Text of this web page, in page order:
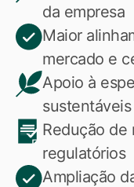
da empresa
Maior
mercado e
Apoio à
sustentáveis
Redução de
regulatórios
Ampliação